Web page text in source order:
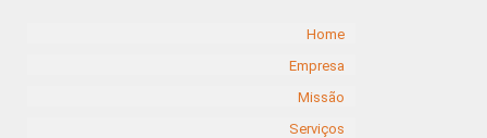
Home
Empresa
Missão
Serviços